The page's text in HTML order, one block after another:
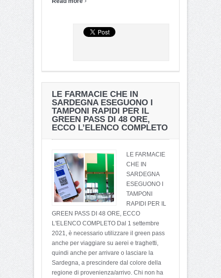
LE FARMACIE CHE IN
SARDEGNA ESEGUONO I
TAMPONI RAPIDI PER IL
GREEN PASS DI 48 ORE,
ECCO L’ELENCO COMPLETO
LE FARMACIE
CHE IN
SARDEGNA
ESEGUONO I
TAMPONI
RAPIDI PER IL
GREEN PASS DI 48 ORE, ECCO
L'ELENCO COMPLETO Dal 1 settembre
2021, è necessario utilizzare il green pass
anche per viaggiare su aerei e traghetti,
quindi anche per arrivare o lasciare la
Sardegna, a prescindere dal colore della
regione di provenienza/arrivo. Chi non ha